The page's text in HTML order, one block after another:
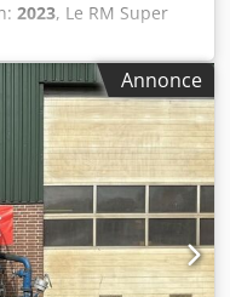
2023, Le RM Super
d'irrigation (système
/ GX du fabricant
550 correspond à un
m de longueur. Il est
agricoles.
Annonce